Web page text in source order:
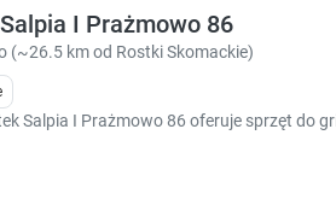
I Prażmowo 86
(~26.5 km od Rostki Skomackie)